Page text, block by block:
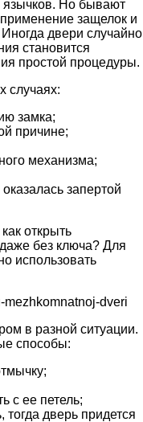
язычков. Но бывают
защелок и
двери случайно
становится
простой процедуры.
случаях:
замка;
причине;
механизма;
запертой
открыть
без ключа? Для
использовать
в разной ситуации.
способы:
с ее петель;
дверь придется